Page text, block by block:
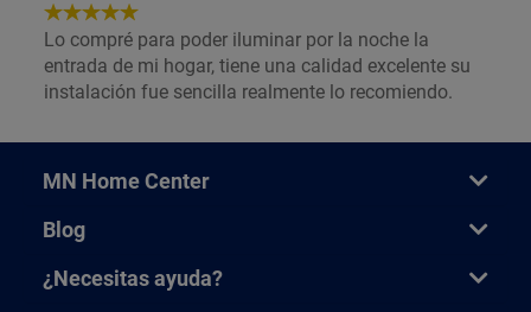
5
de
5
Estrellas!
Lo compré para poder iluminar por la noche la
entrada de mi hogar, tiene una calidad excelente su
instalación fue sencilla realmente lo recomiendo.
MN Home Center
Blog
¿Necesitas ayuda?